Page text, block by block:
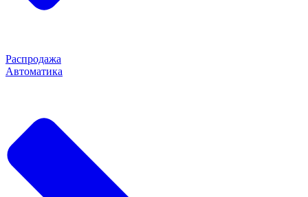
Распродажа
Автоматика